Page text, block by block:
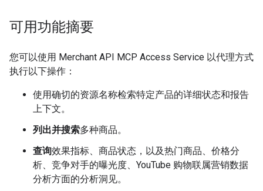
可用功能摘要
您可以使用 Merchant API MCP Access Service 以代理方式
执行以下操作：
使用确切的资源名称检索特定产品的详细状态和报告
上下文。
列出并搜索多种商品。
查询效果指标、商品状态，以及热门商品、价格分
析、竞争对手的曝光度、YouTube 购物联属营销数据
分析方面的分析洞见。